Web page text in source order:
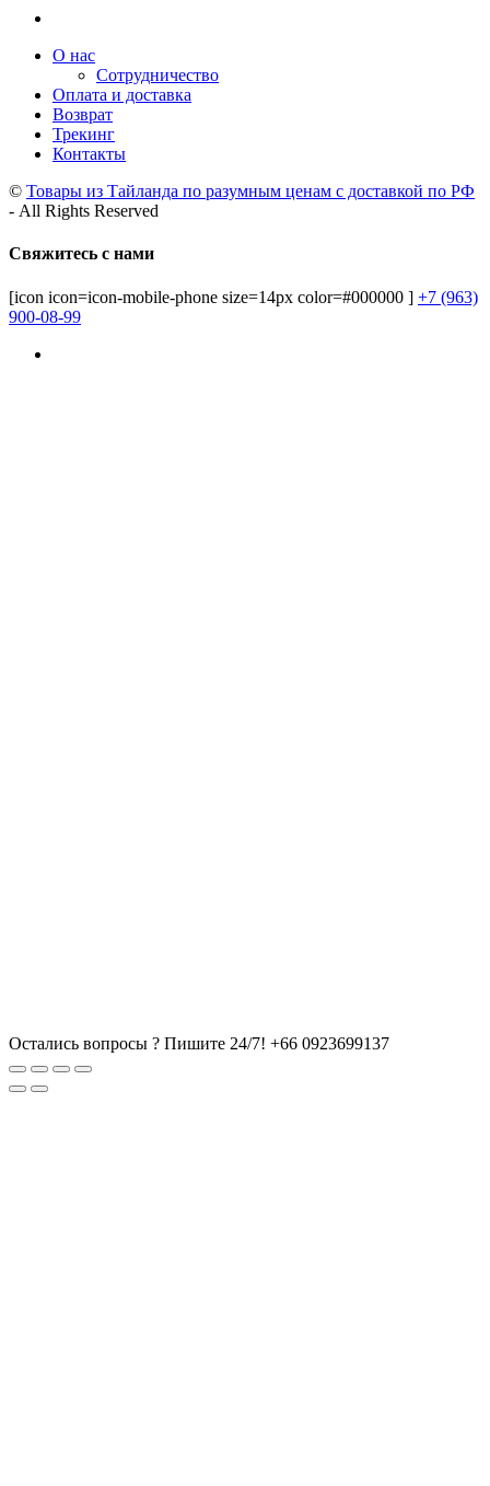
О нас
Сотрудничество
Оплата и доставка
Возврат
Трекинг
Контакты
© Товары из Тайланда по разумным ценам с доставкой по РФ
- All Rights Reserved
Свяжитесь с нами
[icon icon=icon-mobile-phone size=14px color=#000000 ] +7 (963)
900-08-99
Остались вопросы ? Пишите 24/7! +66 0923699137